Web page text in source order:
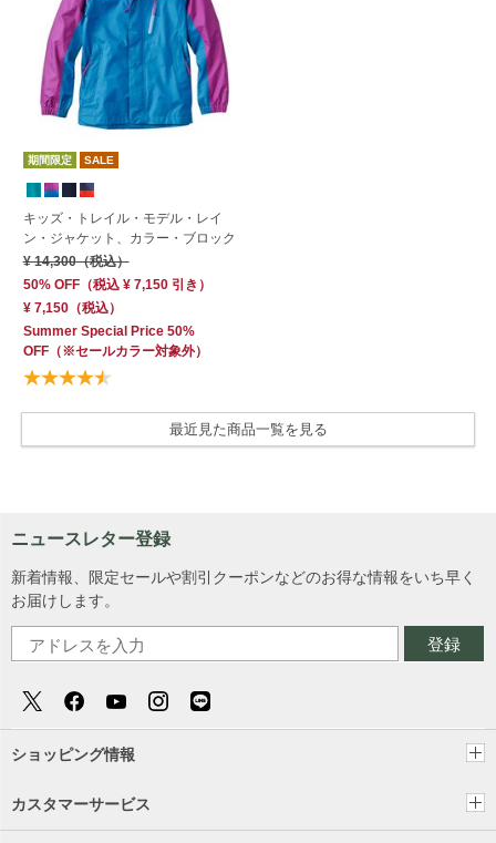
期間限定 SALE
キッズ・トレイル・モデル・レイ
ン・ジャケット、カラー・ブロック
¥ 14,300（税込）
50% OFF（税込 ¥ 7,150引き）
¥ 7,150（税込）
Summer Special Price 50%
OFF（※セールカラー対象外）
最近見た商品一覧を見る
ニュースレター登録
新着情報、限定セールや割引クーポンなどのお得な情報をいち早く
お届けします。
登録
ショッピング情報
カスタマーサービス